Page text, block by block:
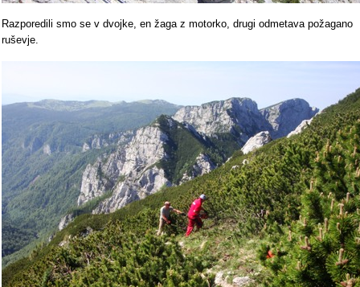
Razporedili smo se v dvojke, en žaga z motorko, drugi odmetava požagano
ruševje.